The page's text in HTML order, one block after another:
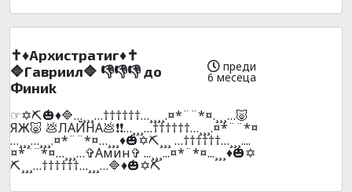
✝️♦️Apxиcтpaтиг♦️✝️
🔷Гaвpиил🔷 👎👎👎 до
Финиk
преди
6 месеца
☞✡️⛏️🎃♦️🔷…¸¸¸…††††††…¸¸¸¸.¤*¨¨*¤.¸¸¸…🐷
ЯЖ🐷 💩ЛAЙHA💩❗❗…¸¸¸…††††††…¸¸¸.¤*¨¨*¤
…¸¸¸…¸¸¸.¤*¨¨*¤…¸¸¸♦️🎃✡️⛏️¸¸¸ …††††††…¸¸¸....
¤*¨¨*¤…¸¸¸…✞Амин✞ ...¸¸¸...¤*¨*¤...¸¸¸♦️🎃✡️
⛏️¸¸¸…††††††…¸¸¸…🔷♦️🎃✡️⛏️